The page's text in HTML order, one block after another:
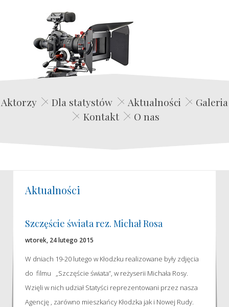
Edwin Film Agencja Aktorska
Aktorzy Dla statystów Aktualności
Galeria
Kontakt
O nas
Aktualności
Szczęście świata rez. Michał Rosa
wtorek, 24 lutego 2015
W dniach 19-20 lutego w Kłodzku realizowane były zdjęcia
do filmu „Szczęście świata”, w reżyserii Michała Rosy.
Wzięli w nich udział Statyści reprezentowani przez nasza
Agencję , zarówno mieszkańcy Kłodzka jak i Nowej Rudy.